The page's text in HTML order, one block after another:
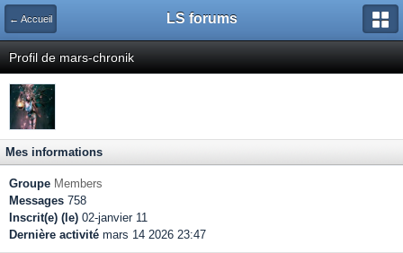
← Accueil LS forums
Profil de mars-chronik
Mes informations
Groupe Members
Messages 758
Inscrit(e) (le) 02-janvier 11
Dernière activité mars 14 2026 23:47